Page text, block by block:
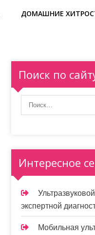
ДОМАШНИЕ
Поиск по
Интересное
экспертной
Мобильная